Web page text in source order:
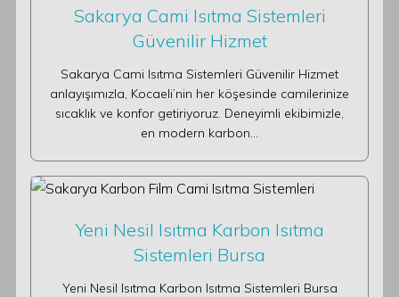
Sakarya Cami Isıtma Sistemleri
Güvenilir Hizmet
Sakarya Cami Isıtma Sistemleri Güvenilir Hizmet
anlayışımızla, Kocaeli’nin her köşesinde camilerinize
sıcaklık ve konfor getiriyoruz. Deneyimli ekibimizle,
en modern karbon…
Yeni Nesil Isıtma Karbon Isıtma
Sistemleri Bursa
Yeni Nesil Isıtma Karbon Isıtma Sistemleri Bursa